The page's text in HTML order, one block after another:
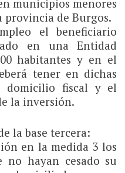
municipios menores
provincia de Burgos.
el beneficiario
en una Entidad
habitantes y en el
tener en dichas
domicilio fiscal y el
la inversión.
la base tercera:
en la medida 3 los
no hayan cesado su